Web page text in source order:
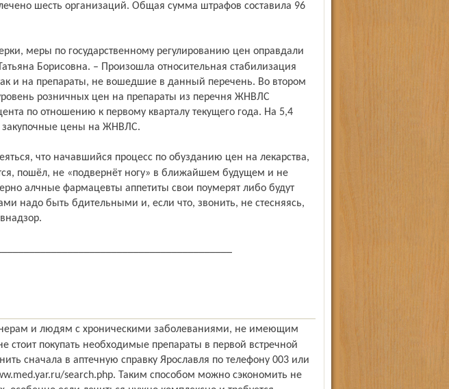
шесть организаций. Общая сумма штрафов составила 96
Борисовна. – Произошла относительная стабилизация
и на препараты, не вошедшие в данный перечень. Во втором
розничных цен на препараты из перечня ЖНВЛС
по отношению к первому кварталу текущего года. На 5,4
закупочные цены на ЖНВЛС.
пошёл, не «подвернёт ногу» в ближайшем будущем и не
алчные фармацевты аппетиты свои поумерят либо будут
надо быть бдительными и, если что, звонить, не стесняясь,
стоит покупать необходимые препараты в первой встречной
сначала в аптечную справку Ярославля по телефону 003 или
search.php. Таким способом можно сэкономить не